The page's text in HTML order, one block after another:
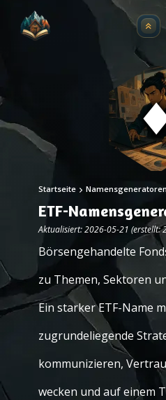
Startseite Namensgeneratoren
ETF-
Aktualisiert: 2026-05-21 (erstellt:
Börsengehandelte
zu Themen, Sektoren
Ein starker ETF-Name
zugrundeliegende
kommunizieren,
wecken und auf einem